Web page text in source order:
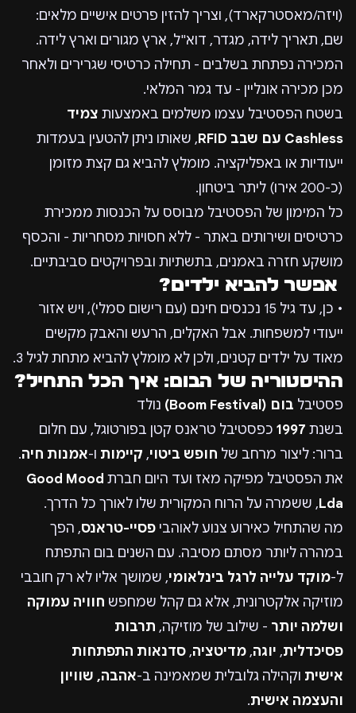
(ויזה/מאסטרקארד), וצריך להזין פרטים אישיים מלאים:
שם, תאריך לידה, מגדר, דוא"ל, ארץ מגורים וארץ לידה.
המכירה נפתחת בשלבים - תחילה כרטיסי שגרירים ולאחר
מכן מכירה אונליין - עד גמר המלאי.
בשטח הפסטיבל עצמו משלמים באמצעות צמיד
Cashless עם שבב RFID
, שאותו ניתן להטעין בעמדות
ייעודיות או באפליקציה. מומלץ להביא גם קצת מזומן
(כ-200 אירו) ליתר ביטחון.
כל המימון של הפסטיבל מבוסס על הכנסות ממכירת
כרטיסים ושירותים באתר - ללא חסויות מסחריות - והכסף
מושקע חזרה באמנים, בתשתיות ובפרויקטים סביבתיים.
אפשר להביא ילדים?
• כן, עד גיל 15 נכנסים חינם (עם רישום סמלי), ויש אזור
ייעודי למשפחות. אבל האקלים, הרעש והאבק מקשים
מאוד על ילדים קטנים, ולכן לא מומלץ להביא מתחת לגיל 3.
ההיסטוריה של הבום: איך הכל התחיל?
פסטיבל בום (Boom Festival)
נולד
בשנת 1997 כפסטיבל טראנס קטן בפורטוגל, עם חלום
ברור: ליצור מרחב של חופש ביטוי, קיימות ו-אמנות חיה.
את הפסטיבל מפיקה מאז ועד היום חברת Good Mood
Lda, ששמרה על הרוח המקורית שלו לאורך כל הדרך.
מה שהתחיל כאירוע צנוע לאוהבי פסיי-טראנס, הפך
במהרה ליותר מסתם מסיבה. עם השנים בום התפתח
ל-מוקד עלייה לרגל בינלאומי, שמושך אליו לא רק חובבי
מוזיקה אלקטרונית, אלא גם קהל שמחפש חוויה עמוקה
ושלמה יותר - שילוב של מוזיקה, תרבות
פסיכדלית, יוגה, מדיטציה, סדנאות התפתחות
אישית וקהילה גלובלית שמאמינה ב-אהבה, שוויון
והעצמה אישית.